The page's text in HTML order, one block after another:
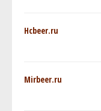
Hcbeer.ru
Mirbeer.ru